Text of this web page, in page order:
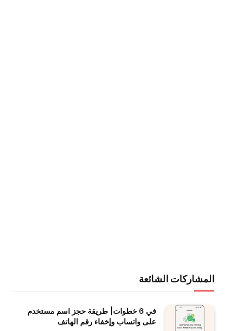
المشاركات الشائعة
في 6 خطوات| طريقة حجز اسم مستخدم
على واتساب وإخفاء رقم الهاتف